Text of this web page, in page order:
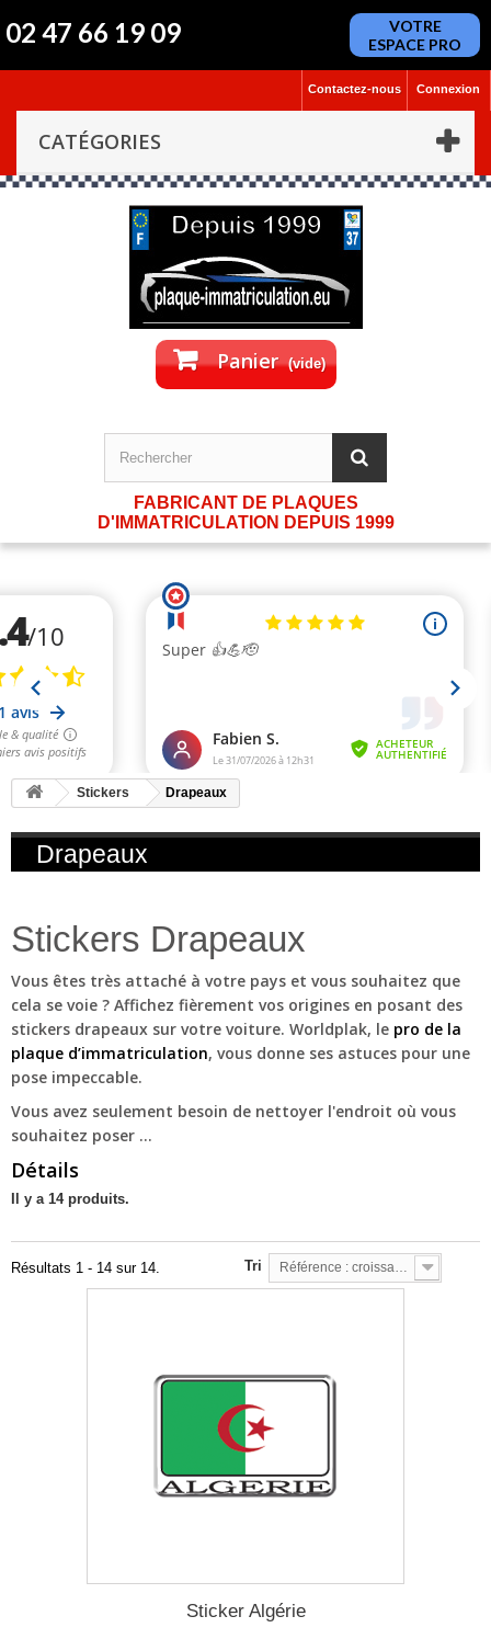
02 47 66 19 09
VOTRE
ESPACE PRO
Connexion
Contactez-nous
CATÉGORIES
Panier (vide)
FABRICANT DE PLAQUES
D'IMMATRICULATION DEPUIS 1999
Stickers Drapeaux
Drapeaux
Stickers Drapeaux
Vous êtes très attaché à votre pays et vous souhaitez que
cela se voie ? Affichez fièrement vos origines en posant des
stickers drapeaux sur votre voiture. Worldplak, le pro de la
plaque d’immatriculation, vous donne ses astuces pour une
pose impeccable.
Vous avez seulement besoin de nettoyer l'endroit où vous
souhaitez poser ...
Détails
Il y a 14 produits.
Tri Référence : croissante
Résultats 1 - 14 sur 14.
Sticker Algérie